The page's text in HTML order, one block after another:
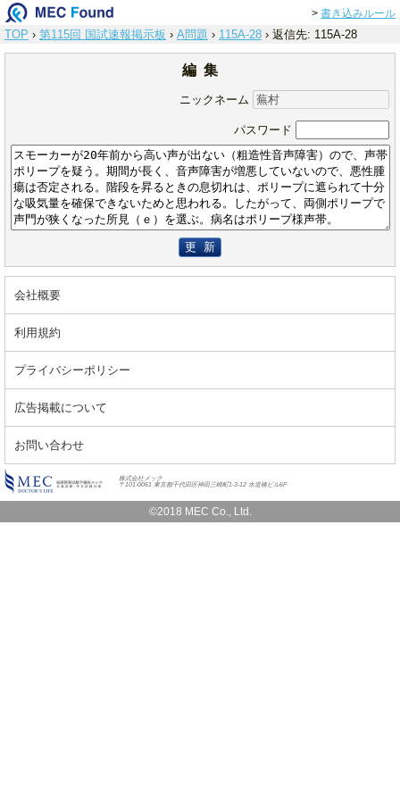
> 書き込みルール
TOP › 第115回 国試速報掲示板 › A問題 › 115A-28 › 返信先: 115A-28
編 集
ニックネーム
パスワード
更 新
会社概要
利用規約
プライバシーポリシー
広告掲載について
お問い合わせ
株式会社メック
〒101-0061 東京都千代田区神田三崎町1-3-12 水道橋ビル6F
©2018 MEC Co., Ltd.